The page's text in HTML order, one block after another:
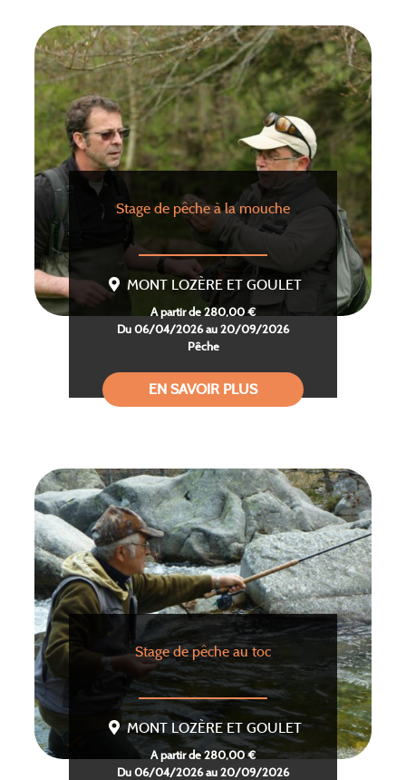
Stage de pêche à la mouche
MONT LOZÈRE ET GOULET
A partir de 280,00 €
Du 06/04/2026 au 20/09/2026
Pêche
EN SAVOIR PLUS
Stage de pêche au toc
MONT LOZÈRE ET GOULET
A partir de 280,00 €
Du 06/04/2026 au 20/09/2026